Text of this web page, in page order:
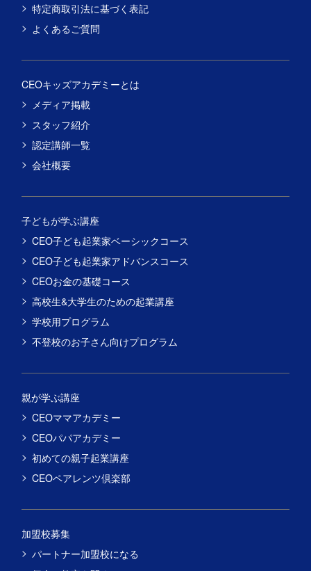
特定商取引法に基づく表記
よくあるご質問
CEOキッズアカデミーとは
メディア掲載
スタッフ紹介
認定講師一覧
会社概要
子どもが学ぶ講座
CEO子ども起業家ベーシックコース
CEO子ども起業家アドバンスコース
CEOお金の基礎コース
高校生&大学生のための起業講座
学校用プログラム
不登校のお子さん向けプログラム
親が学ぶ講座
CEOママアカデミー
CEOパパアカデミー
初めての親子起業講座
CEOペアレンツ倶楽部
加盟校募集
パートナー加盟校になる